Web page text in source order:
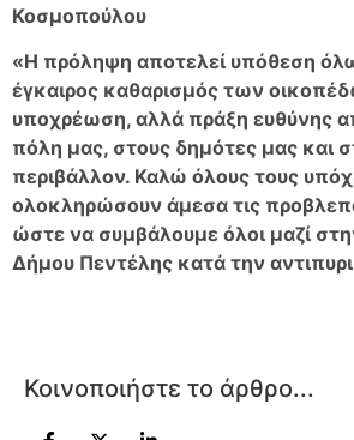
Κοσμοπούλου
«Η πρόληψη αποτελεί υπόθεση
έγκαιρος καθαρισμός των
υποχρέωση, αλλά πράξη ευθύνης
πόλη μας, στους δημότες μας και
περιβάλλον. Καλώ όλους τους
ολοκληρώσουν άμεσα τις
ώστε να συμβάλουμε όλοι μαζί
Δήμου Πεντέλης κατά την
Κοινοποιήστε το άρθρο...